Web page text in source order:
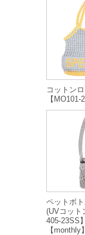
コットン
【MO101-
ペットボ
(UVコット
405-23SS】
【monthly】